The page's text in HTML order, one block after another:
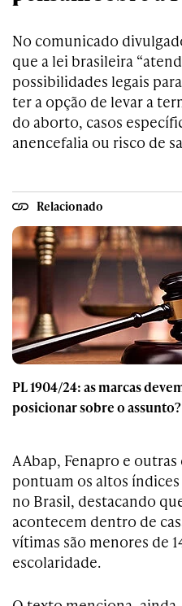
No comunicado
que a lei brasileira
possibilidades legais
ter a opção de levar a
do aborto, casos
anencefalia ou risco de
Relacionado
PL 1904/24: as marcas
posicionar sobre o assunto?
A Abap, Fenapro e
pontuam os altos
no Brasil, destacando
acontecem dentro de
vítimas são menores de
escolaridade.